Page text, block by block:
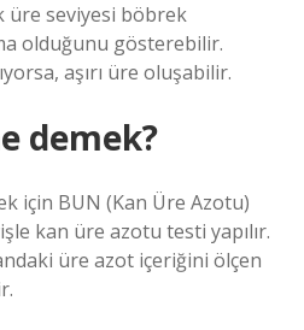
üre seviyesi böbrek
olduğunu gösterebilir.
aşırı üre oluşabilir.
demek?
için BUN (Kan Üre Azotu)
kan üre azotu testi yapılır.
üre azot içeriğini ölçen